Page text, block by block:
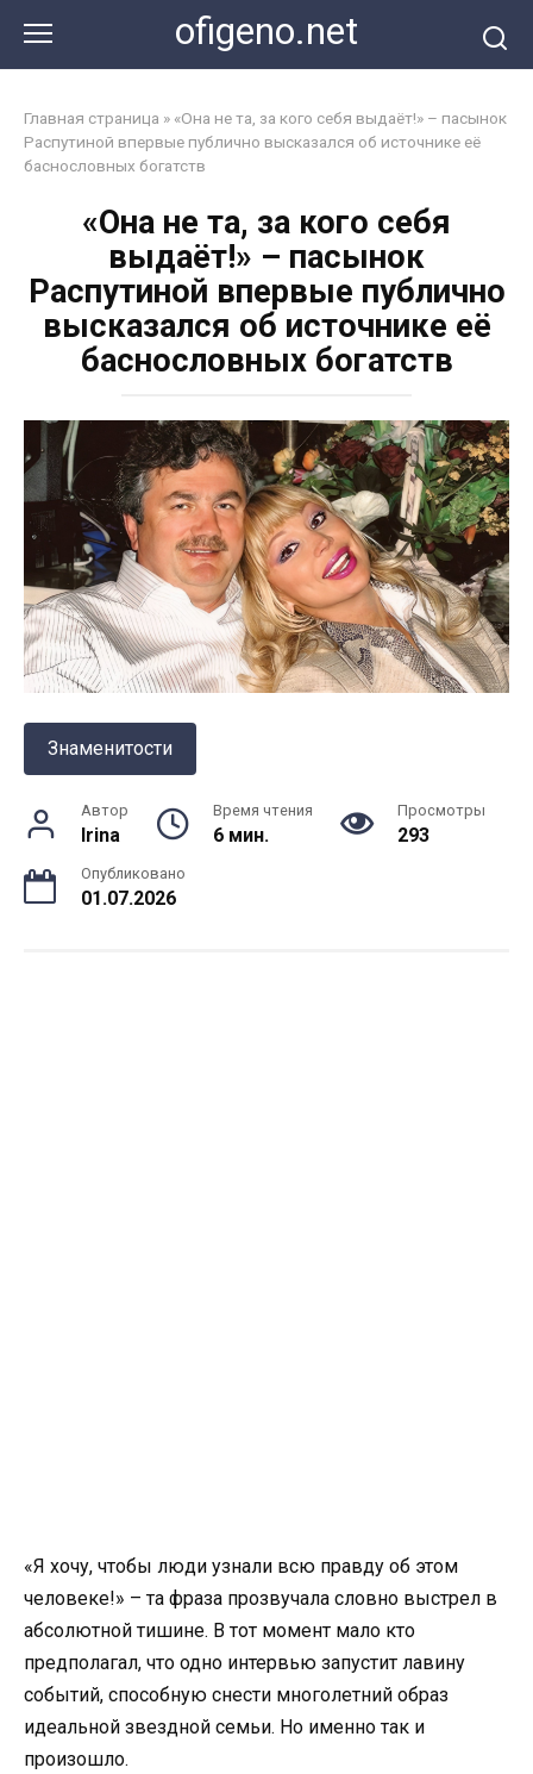
контенту
ofigeno.net
Главная страница » «Она не та, за кого себя выдаёт!» – пасынок
Распутиной впервые публично высказался об источнике её
баснословных богатств
«Она не та, за кого себя
выдаёт!» – пасынок
Распутиной впервые публично
высказался об источнике её
баснословных богатств
Знаменитости
Автор
Irina
Время чтения
6 мин.
Просмотры
293
Опубликовано
01.07.2026
«Я хочу, чтобы люди узнали всю правду об этом
человеке!» – та фраза прозвучала словно выстрел в
абсолютной тишине. В тот момент мало кто
предполагал, что одно интервью запустит лавину
событий, способную снести многолетний образ
идеальной звездной семьи. Но именно так и
произошло.